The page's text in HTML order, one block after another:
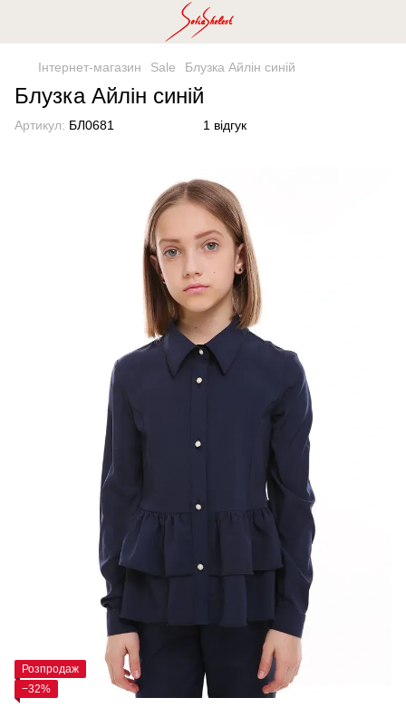
Інтернет-магазин Sale Блузка Айлін синій
Блузка Айлін синій
Артикул: БЛ0681 1 відгук
Розпродаж
−32%